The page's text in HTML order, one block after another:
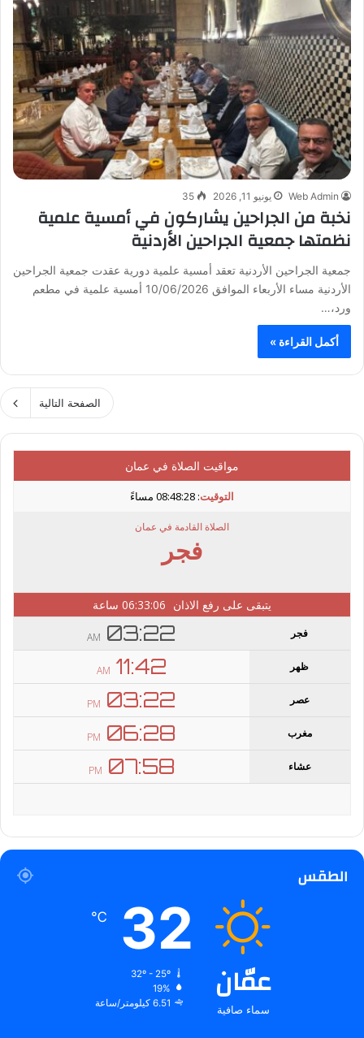
Web Admin يونيو 11, 2026 35
نخبة من الجراحين يشاركون في أمسية علمية
نظمتها جمعية الجراحين الأردنية
جمعية الجراحين الأردنية تعقد أمسية علمية دورية عقدت جمعية الجراحين
الأردنية مساء الأربعاء الموافق 10/06/2026 أمسية علمية في مطعم
ورد،…
أكمل القراءة »
الصفحة التالية
الطقس
عمّان
سماء صافية
32
℃
32º - 25º
19%
6.51 كيلومتر/ساعة